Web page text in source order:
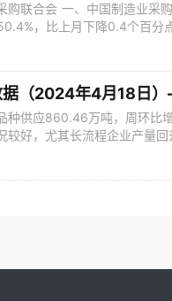
购联合会 一、中国制造业采
，比上月下降0.4个百分
从企业规模看，大型企业
种供应860.46万吨，周环比
较好，尤其长流程企业产量
吨，周环比降99.14万吨，